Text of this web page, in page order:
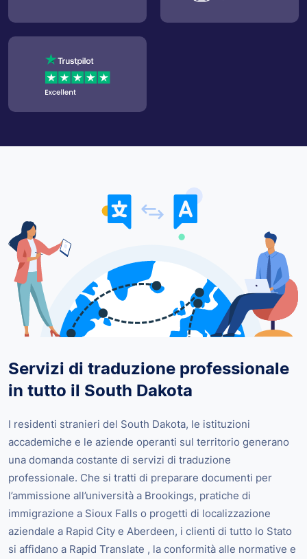
Servizi di traduzione professionale
in tutto il South Dakota
I residenti stranieri del South Dakota, le istituzioni
accademiche e le aziende operanti sul territorio generano
una domanda costante di servizi di traduzione
professionale. Che si tratti di preparare documenti per
l’ammissione all’università a Brookings, pratiche di
immigrazione a Sioux Falls o progetti di localizzazione
aziendale a Rapid City e Aberdeen, i clienti di tutto lo Stato
si affidano a Rapid Translate , la conformità alle normative e